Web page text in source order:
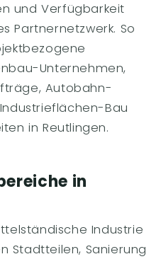
und Verfügbarkeit
Partnernetzwerk. So
Unternehmen,
Autobahn-
Bau
in Reutlingen.
in
Industrie
Stadtteilen, Sanierung